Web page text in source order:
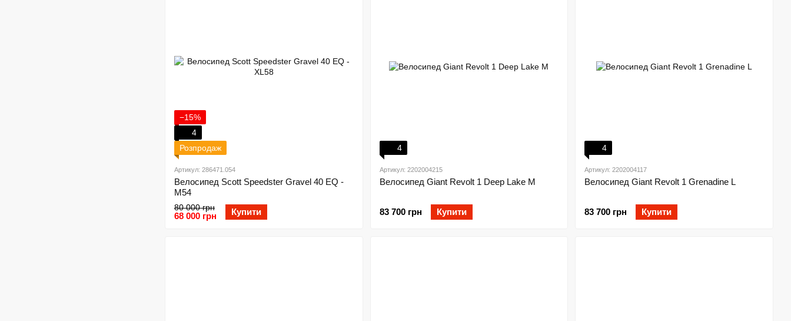
−15%
4
Розпродаж
Артикул: 286471.054
Велосипед Scott Speedster Gravel 40 EQ -
M54
80 000 грн
68 000 грн Купити
4
Артикул: 2202004215
Велосипед Giant Revolt 1 Deep Lake M
83 700 грн Купити
4
Артикул: 2202004117
Велосипед Giant Revolt 1 Grenadine L
83 700 грн Купити